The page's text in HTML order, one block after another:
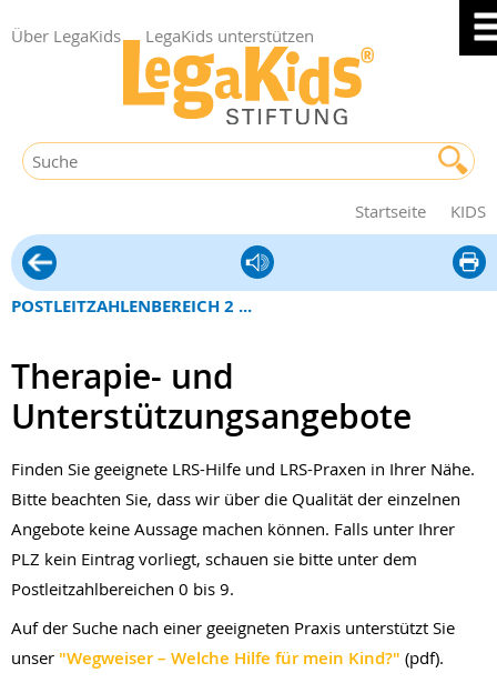
Über LegaKids LegaKids unterstützen
Startseite KIDS
Hilfe
vor
Ort
diese
Seite
POSTLEITZAHLENBEREICH 2 ...
Therapie- und
Unterstützungsangebote
Finden Sie geeignete LRS-Hilfe und LRS-Praxen in Ihrer Nähe.
Bitte beachten Sie, dass wir über die Qualität der einzelnen
Angebote keine Aussage machen können. Falls unter Ihrer
PLZ kein Eintrag vorliegt, schauen sie bitte unter dem
Postleitzahlbereichen 0 bis 9.
Auf der Suche nach einer geeigneten Praxis unterstützt Sie
unser "Wegweiser – Welche Hilfe für mein Kind?" (pdf).